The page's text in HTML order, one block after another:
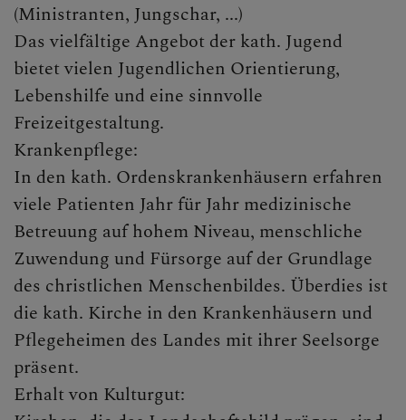
(Ministranten, Jungschar, ...)
Das vielfältige Angebot der kath. Jugend
bietet vielen Jugendlichen Orientierung,
Lebenshilfe und eine sinnvolle
Freizeitgestaltung.
Krankenpflege:
In den kath. Ordenskrankenhäusern erfahren
viele Patienten Jahr für Jahr medizinische
Betreuung auf hohem Niveau, menschliche
Zuwendung und Fürsorge auf der Grundlage
des christlichen Menschenbildes. Überdies ist
die kath. Kirche in den Krankenhäusern und
Pflegeheimen des Landes mit ihrer Seelsorge
präsent.
Erhalt von Kulturgut: